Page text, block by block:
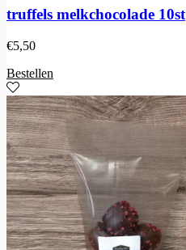
truffels melkchocolade 10st
€5,50
Bestellen